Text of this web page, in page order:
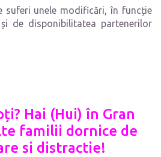
suferi unele modificări, în funcție
de disponibilitatea partenerilor
Hai (Hui) în Gran
familii dornice de
si distractie!